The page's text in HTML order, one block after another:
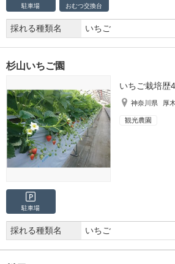
駐車場 おむつ交換台
採れる種類名 いちご
杉山いちご園
いちご栽培歴
神奈川県 厚
観光農園
駐車場
採れる種類名 いちご